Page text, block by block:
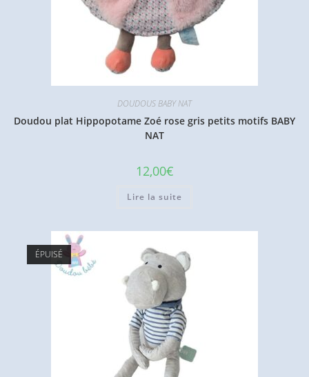
DOUDOUS BABY NAT
Doudou plat Hippopotame Zoé rose gris petits motifs BABY
NAT
12,00€
Lire la suite
ÉPUISÉ